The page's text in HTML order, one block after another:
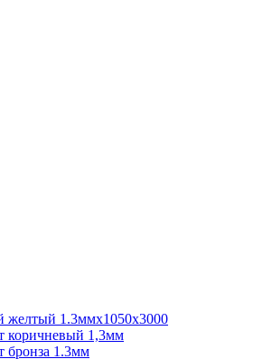
желтый 1.3ммх1050х3000
коричневый 1,3мм
бронза 1.3мм